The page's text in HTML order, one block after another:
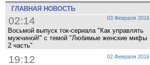
ГЛАВНАЯ НОВОСТЬ
03 Февраля 2016
02:14
Восьмой выпуск ток-сериала "Как управлять
мужчиной!" с темой "Любимые женские мифы
2 часть"
02 Февраля 2016
19:12